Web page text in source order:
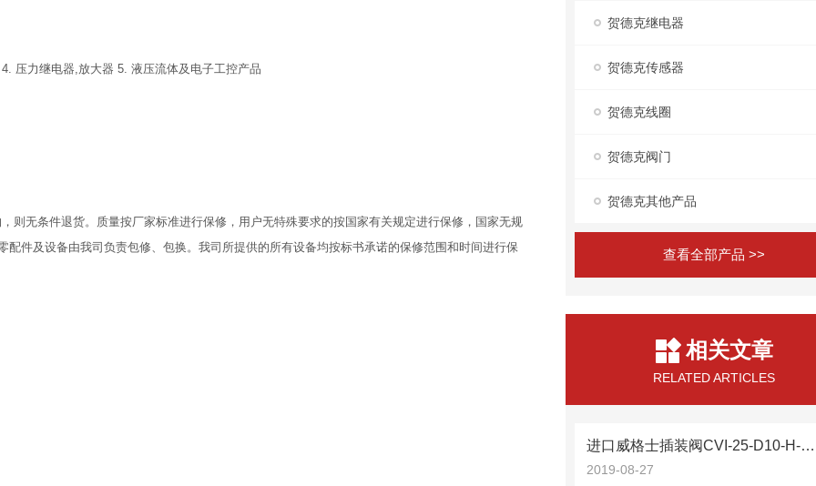
压力继电器,放大器 5. 液压流体及电子工控产品
则无条件退货。质量按厂家标准进行保修，用户无特殊要求的按国家有关规定进行保修，国家无规
件及设备由我司负责包修、包换。我司所提供的所有设备均按标书承诺的保修范围和时间进行保
贺德克继电器
贺德克传感器
贺德克线圈
贺德克阀门
贺德克其他产品
查看全部产品 >>
相关文章
RELATED ARTICLES
进口威格士插装阀CVI-25-D10-H-40
2019-08-27